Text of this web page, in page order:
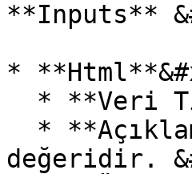
**Inputs**
*
değeridir.